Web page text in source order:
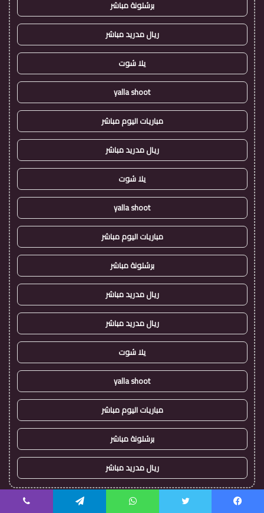
برشلونة مباشر
ريال مدريد مباشر
يلا شوت
yalla shoot
مباريات اليوم مباشر
ريال مدريد مباشر
يلا شوت
yalla shoot
مباريات اليوم مباشر
برشلونة مباشر
ريال مدريد مباشر
ريال مدريد مباشر
يلا شوت
yalla shoot
مباريات اليوم مباشر
برشلونة مباشر
ريال مدريد مباشر